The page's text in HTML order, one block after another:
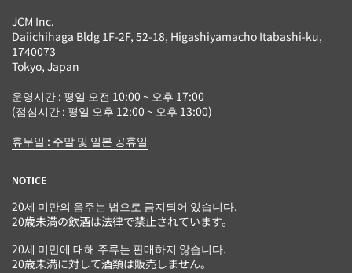
JCM Inc.
Daiichihaga Bldg 1F-2F, 52-18, Higashiyamacho Itabashi-ku,
1740073
Tokyo, Japan
운영시간 : 평일 오전 10:00 ~ 오후 17:00
(점심시간 : 평일 오후 12:00 ~ 오후 13:00)
휴무일 : 주말 및 일본 공휴일
NOTICE
20세 미만의 음주는 법으로 금지되어 있습니다.
20歳未満の飲酒は法律で禁止されています。
20세 미만에 대해 주류는 판매하지 않습니다.
20歳未満に対して酒類は販売しません。